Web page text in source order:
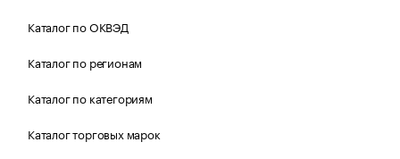
Каталог по ОКВЭД
Каталог по регионам
Каталог по категориям
Каталог торговых марок